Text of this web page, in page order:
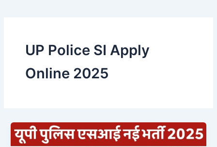
UP Police SI Apply
Online 2025